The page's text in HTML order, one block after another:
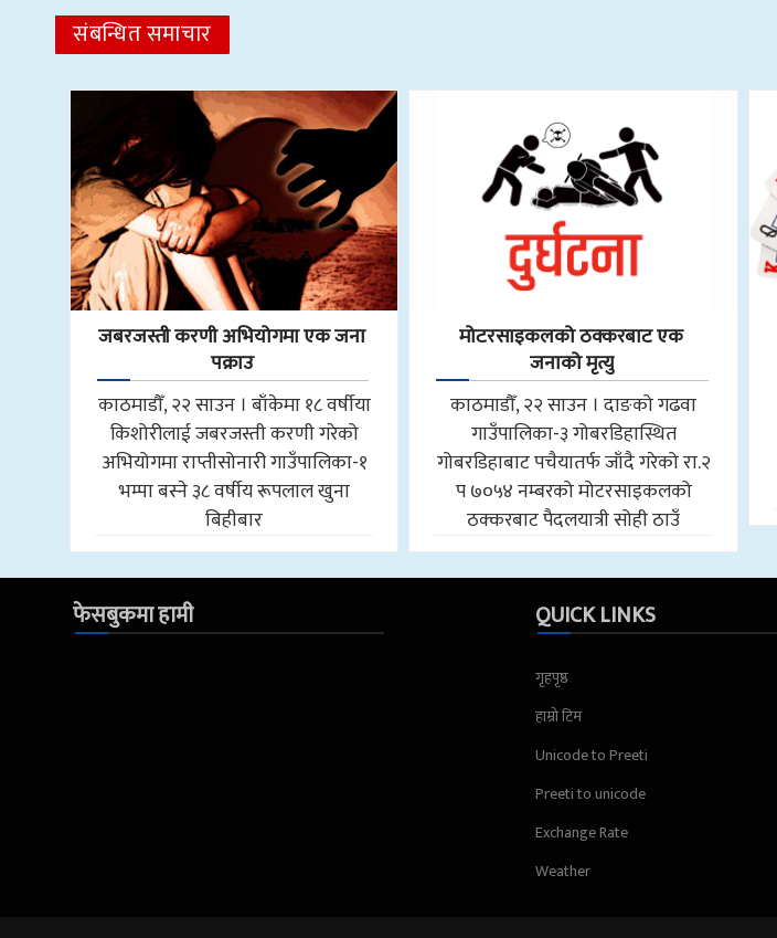
संबन्धित समाचार
जबरजस्ती करणी अभियोगमा एक जना
पक्राउ
काठमाडौँ, २२ साउन । बाँकेमा १८ वर्षीया
किशोरीलाई जबरजस्ती करणी गरेको
अभियोगमा राप्तीसोनारी गाउँपालिका-१
भम्पा बस्ने ३८ वर्षीय रूपलाल खुना
बिहीबार
मोटरसाइकलको ठक्करबाट एक
जनाको मृत्यु
काठमाडौँ, २२ साउन । दाङको गढवा
गाउँपालिका-३ गोबरडिहास्थित
गोबरडिहाबाट पचैयातर्फ जाँदै गरेको रा.२
प ७०५४ नम्बरको मोटरसाइकलको
ठक्करबाट पैदलयात्री सोही ठाउँ
फेसबुकमा हामी QUICK LINKS
गृहपृष्ठ
हाम्रो टिम
Unicode to Preeti
Preeti to unicode
Exchange Rate
Weather